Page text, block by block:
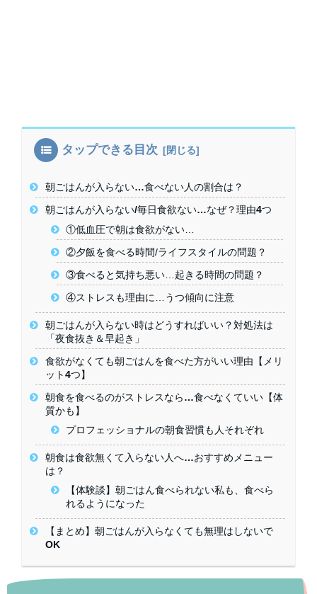
タップできる目次
朝ごはんが入らない…食べない人の割合は？
朝ごはんが入らない/毎日食欲ない…なぜ？理由4つ
①低血圧で朝は食欲がない…
②夕飯を食べる時間/ライフスタイルの問題？
③食べると気持ち悪い…起きる時間の問題？
④ストレスも理由に…うつ傾向に注意
朝ごはんが入らない時はどうすればいい？対処法は
「夜食抜き＆早起き」
食欲がなくても朝ごはんを食べた方がいい理由【メリ
ット4つ】
朝食を食べるのがストレスなら…食べなくていい【体
質かも】
プロフェッショナルの朝食習慣も人それぞれ
朝食は食欲無くて入らない人へ…おすすめメニュー
は？
【体験談】朝ごはん食べられない私も、食べら
れるようになった
【まとめ】朝ごはんが入らなくても無理はしないで
OK